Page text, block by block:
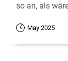
so an, als
May 2025